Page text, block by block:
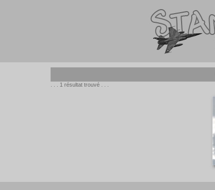
. . . 1 résultat trouvé . . .